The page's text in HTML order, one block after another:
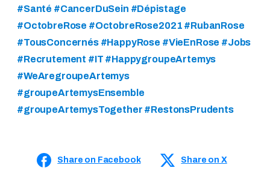
#Santé #CancerDuSein #Dépistage
#OctobreRose #OctobreRose2021 #RubanRose
#TousConcernés #HappyRose #VieEnRose #Jobs
#Recrutement #IT #HappygroupeArtemys
#WeAregroupeArtemys
#groupeArtemysEnsemble
#groupeArtemysTogether #RestonsPrudents
Share on Facebook Share on X